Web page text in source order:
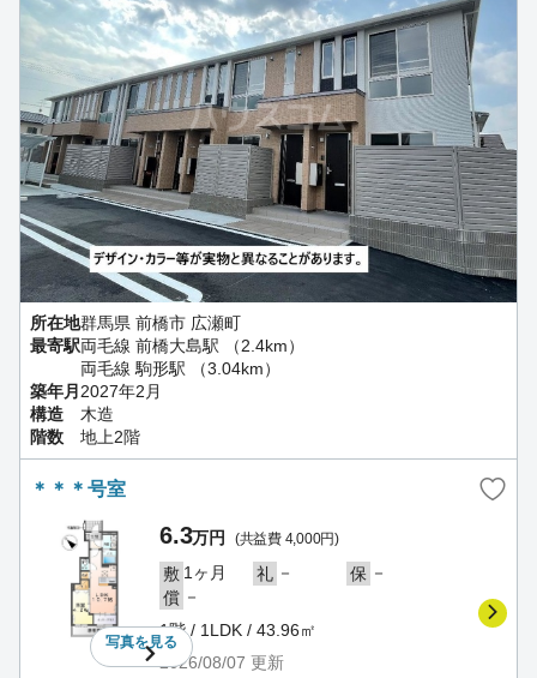
所在地群馬県 前橋市 広瀬町
最寄駅両毛線 前橋大島駅 （2.4km）
両毛線 駒形駅 （3.04km）
築年月 2027年2月
構造
木造
階数
地上2階
＊＊＊号室
写真を見る
6.3万円 (共益費 4,000円)
敷 1ヶ月 礼 － 保 －
償 －
1階 / 1LDK / 43.96㎡
2026/08/07 更新